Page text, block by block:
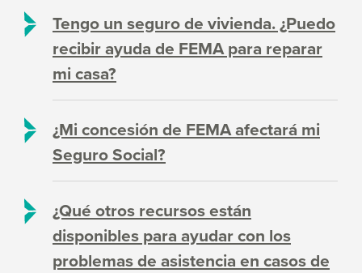
Tengo un seguro de vivienda. ¿Puedo
recibir ayuda de FEMA para reparar
mi casa?
¿Mi concesión de FEMA afectará mi
Seguro Social?
¿Qué otros recursos están
disponibles para ayudar con los
problemas de asistencia en casos de